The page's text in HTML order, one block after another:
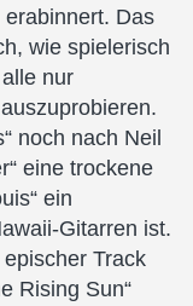
Das
wie spielerisch
nur
noch nach Neil
eine trockene
ein
Gitarren ist.
epischer Track
Rising Sun“